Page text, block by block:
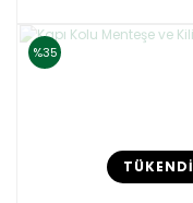
%35
TÜKENDİ